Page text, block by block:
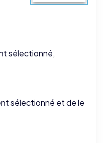
sélectionné,
sélectionné et de le